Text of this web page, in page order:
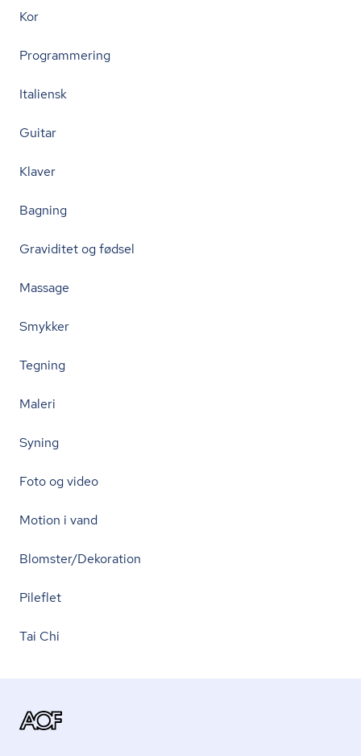
Kor
Programmering
Italiensk
Guitar
Klaver
Bagning
Graviditet og fødsel
Massage
Smykker
Tegning
Maleri
Syning
Foto og video
Motion i vand
Blomster/Dekoration
Pileflet
Tai Chi